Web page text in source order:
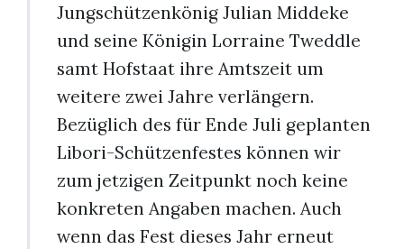
Jungschützenkönig Julian Middeke
und seine Königin Lorraine Tweddle
samt Hofstaat ihre Amtszeit um
weitere zwei Jahre verlängern.
Bezüglich des für Ende Juli geplanten
Libori-Schützenfestes können wir
zum jetzigen Zeitpunkt noch keine
konkreten Angaben machen. Auch
wenn das Fest dieses Jahr erneut